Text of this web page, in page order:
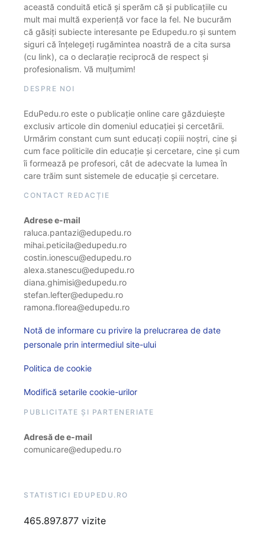
această conduită etică și sperăm că și publicațiile cu
mult mai multă experiență vor face la fel. Ne bucurăm
că găsiți subiecte interesante pe Edupedu.ro și suntem
siguri că înțelegeți rugămintea noastră de a cita sursa
(cu link), ca o declarație reciprocă de respect și
profesionalism. Vă mulțumim!
DESPRE NOI
EduPedu.ro este o publicație online care găzduiește
exclusiv articole din domeniul educației și cercetării.
Urmărim constant cum sunt educați copiii noștri, cine și
cum face politicile din educație și cercetare, cine și cum
îi formează pe profesori, cât de adecvate la lumea în
care trăim sunt sistemele de educație și cercetare.
CONTACT REDACȚIE
Adrese e-mail
raluca.pantazi@edupedu.ro
mihai.peticila@edupedu.ro
costin.ionescu@edupedu.ro
alexa.stanescu@edupedu.ro
diana.ghimisi@edupedu.ro
stefan.lefter@edupedu.ro
ramona.florea@edupedu.ro
Notă de informare cu privire la prelucrarea de date
personale prin intermediul site-ului
Politica de cookie
Modifică setarile cookie-urilor
PUBLICITATE ȘI PARTENERIATE
Adresă de e-mail
comunicare@edupedu.ro
STATISTICI EDUPEDU.RO
465.897.877 vizite